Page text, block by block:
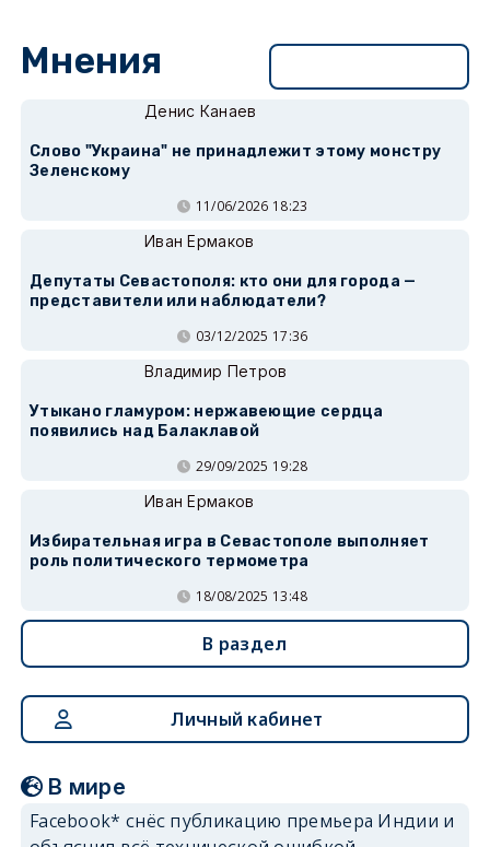
Мнения
Денис Канаев
Слово "Украина" не принадлежит этому монстру
Зеленскому
11/06/2026 18:23
Иван Ермаков
Депутаты Севастополя: кто они для города —
представители или наблюдатели?
03/12/2025 17:36
Владимир Петров
Утыкано гламуром: нержавеющие сердца
появились над Балаклавой
29/09/2025 19:28
Иван Ермаков
Избирательная игра в Севастополе выполняет
роль политического термометра
18/08/2025 13:48
В раздел
Личный кабинет
В мире
Facebook* снёс публикацию премьера Индии и